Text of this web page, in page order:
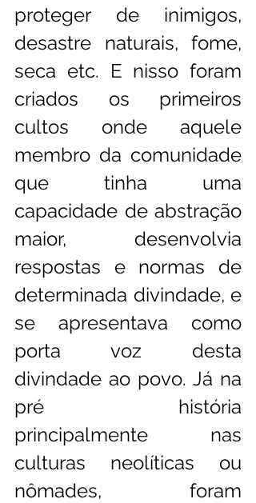
proteger de inimigos,
desastre naturais, fome,
seca etc. E nisso foram
criados os primeiros
cultos onde aquele
membro da comunidade
que tinha uma
capacidade de abstração
maior, desenvolvia
respostas e normas de
determinada divindade, e
se apresentava como
porta voz desta
divindade ao povo. Já na
pré história
principalmente nas
culturas neolíticas ou
nômades, foram